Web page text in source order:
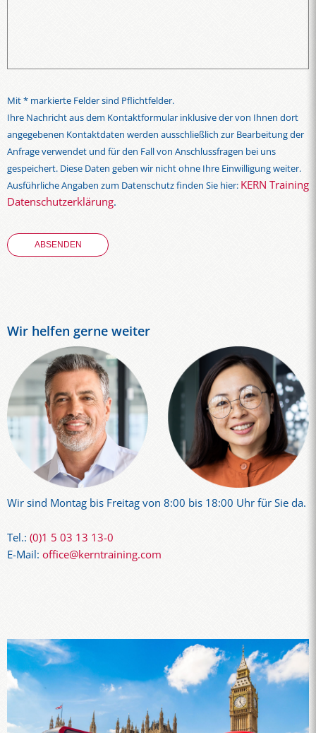
Mit * markierte Felder sind Pflichtfelder.
Ihre Nachricht aus dem Kontaktformular inklusive der von Ihnen dort
angegebenen Kontaktdaten werden ausschließlich zur Bearbeitung der
Anfrage verwendet und für den Fall von Anschlussfragen bei uns
gespeichert. Diese Daten geben wir nicht ohne Ihre Einwilligung weiter.
Ausführliche Angaben zum Datenschutz finden Sie hier: KERN Training
Datenschutzerklärung.
Wir helfen gerne weiter
Wir sind Montag bis Freitag von 8:00 bis 18:00 Uhr für Sie da.
Tel.: (0)1 5 03 13 13-0
E-Mail: office@kerntraining.com